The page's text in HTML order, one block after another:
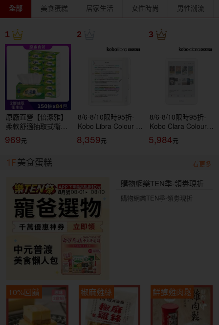
全部 美食蛋糕 居家生活 女性時尚 男性潮流
1
原廠直營【倍潔雅】
柔軟舒適抽取式衛生
紙(150抽84包/箱)
(T1D5BY-P3-PE)
969
2
8/6-8/10限時95折-
Kobo Libra Colour 7
吋彩色電子書閱讀器
| 白。32GB 買再送
MR
8,359
3
8/6-8/10限時95折-
Kobo Clara Colour 6
吋彩色電子書閱讀器
| 白。16GB 買再送
MR
5,984
1F美食蛋糕 看更多
購物網樂TEN季-領劵現折
購物網樂TEN季-領劵現折
10%回饋 椒麻雞絲 鮮醇雞肉鬆